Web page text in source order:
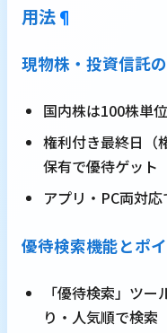
用法¶
現物株・投資信託
国内株は100株単
権利付き最終日（
保有で優待ゲット
アプリ・PC両対
優待検索機能とポ
「優待検索」ツ
り・人気順で検索